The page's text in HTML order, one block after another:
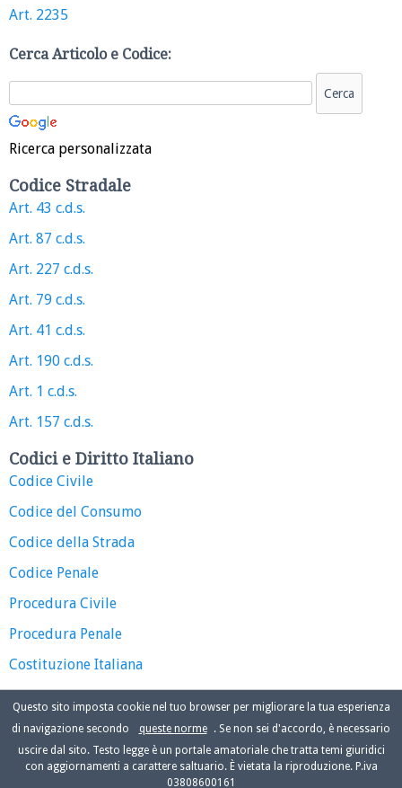
Art. 2235
Cerca Articolo e Codice:
Ricerca personalizzata
Codice Stradale
Art. 43 c.d.s.
Art. 87 c.d.s.
Art. 227 c.d.s.
Art. 79 c.d.s.
Art. 41 c.d.s.
Art. 190 c.d.s.
Art. 1 c.d.s.
Art. 157 c.d.s.
Codici e Diritto Italiano
Codice Civile
Codice del Consumo
Codice della Strada
Codice Penale
Procedura Civile
Procedura Penale
Costituzione Italiana
Questo sito imposta cookie nel tuo browser per migliorare la tua esperienza
di navigazione secondo
queste norme
. Se non sei d'accordo, è necessario
uscire dal sito. Testo legge è un portale amatoriale che tratta temi giuridici
con aggiornamenti a carattere saltuario. È vietata la riproduzione. P.iva
03808600161